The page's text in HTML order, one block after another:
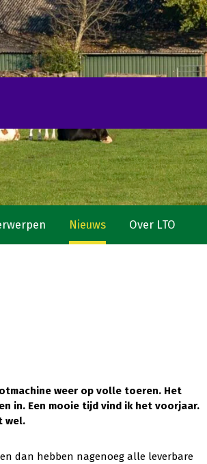
Nieuws Over LTO
weer op volle toeren. Het
in. Een mooie tijd vind ik het voorjaar.
wel.
dan hebben nagenoeg alle leverbare